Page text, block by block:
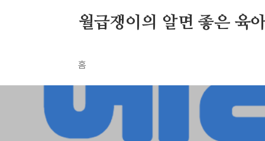
월급쟁이의 알면 좋은 육
홈